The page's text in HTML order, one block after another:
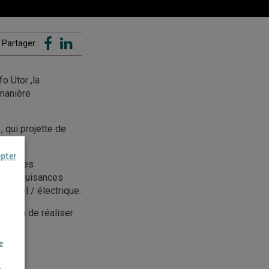
Partager :
Utor ,la
, qui projette de
les nuisances
/ électrique.
afin de réaliser